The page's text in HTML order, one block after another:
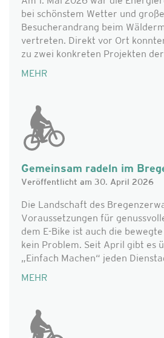
bei schönstem Wetter und
Besucherandrang beim
vertreten. Direkt vor Ort
zu zwei konkreten Projekten
MEHR
Gemeinsam radeln im
Veröffentlicht am 30. April 2026
Die Landschaft des
Voraussetzungen für
dem E-Bike ist auch die
kein Problem. Seit April gibt es
„Einfach Machen“ jeden
MEHR